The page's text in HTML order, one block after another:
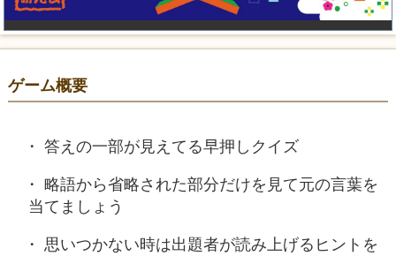
ゲーム概要
答えの一部が見えてる早押しクイズ
略語から省略された部分だけを見て元の言葉を
当てましょう
思いつかない時は出題者が読み上げるヒントを